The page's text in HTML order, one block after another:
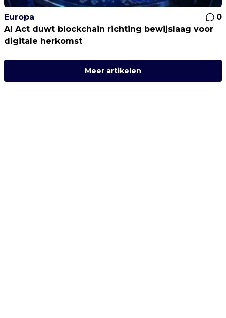
Europa
0
AI Act duwt blockchain richting bewijslaag voor
digitale herkomst
Meer artikelen